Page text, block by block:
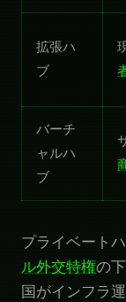
拡張ハ
ブ
バーチ
ャルハ
ブ
プライベート
ル外交特権の
国がインフラ